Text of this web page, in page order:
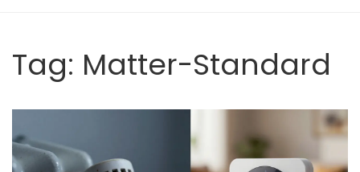
Tag: Matter-Standard